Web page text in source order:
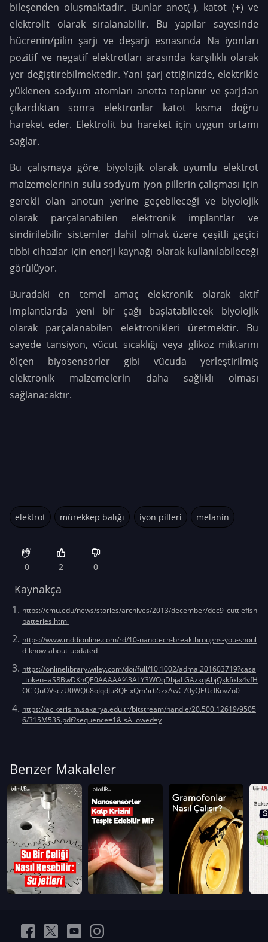
bileşenden oluşmaktadır. Bunlar anot(-), katot (+) ve
elektrolit olarak sıralanabilir. Bu yapılar sayesinde
hücrenin/pilin şarjı ve deşarjı esnasında Na iyonları
pozitif ve negatif elektrotları arasında karşılıklı olarak
yer değiştirebilmektedir. Yani şarj ettiğinizde, elektrikle
yüklenen sodyum atomları anotta toplanır ve şarjdan
çıkardıktan sonra elektronlar katot kısma doğru
hareket eder. Elektrolit bu hareket için uygun ortamı
sağlar.
Bu çalışmaya göre, biyolojik olarak uyumlu elektrot
malzemelerinin sulu sodyum iyon pillerin çalışması için
gerekli olan anotun yerine geçebileceği ve biyolojik
olarak parçalanabilen elektronik implantlar ve
sindirilebilir sistemler dahil olmak üzere çeşitli geçici
tıbbi cihazlar için enerji kaynağı olarak kullanılabileceği
görülüyor.
Buradaki en temel amaç elektronik olarak aktif
implantlarda yeni bir çağı başlatabilecek biyolojik
olarak parçalanabilen elektronikleri üretmektir. Bu
sayede tansiyon, vücut sıcaklığı veya glikoz miktarını
ölçen biyosensörler gibi vücuda yerleştirilmiş
elektronik malzemelerin daha sağlıklı olması
sağlanacaktır.
elektrot mürekkep balığı iyon pilleri melanin
0 2 0
Kaynakça
https://cmu.edu/news/stories/archives/2013/december/dec9_cuttlefish
batteries.html
https://www.mddionline.com/rd/10-nanotech-breakthroughs-you-shoul
d-know-about-updated
https://onlinelibrary.wiley.com/doi/full/10.1002/adma.201603719?casa
_token=aSRBwDKnQE0AAAAA%3ALY3WOqDbjaLGAzkqAbjQkkfixlx4vfH
OCiQuOVsczU0WQ68oJqdJu8QF-xQm5r65zxAwC70yQEUcIKovZo0
https://acikerisim.sakarya.edu.tr/bitstream/handle/20.500.12619/9505
6/315M535.pdf?sequence=1&isAllowed=y
Benzer Makaleler